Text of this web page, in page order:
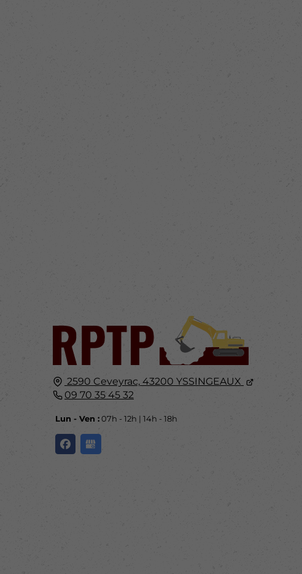
2590 Ceveyrac, 43200 YSSINGEAUX
09 70 35 45 32
Lun - Ven :07h - 12h | 14h - 18h